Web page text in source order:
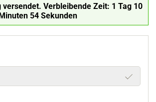
versendet. Verbleibende Zeit: 1 Tag 10
53 Sekunden